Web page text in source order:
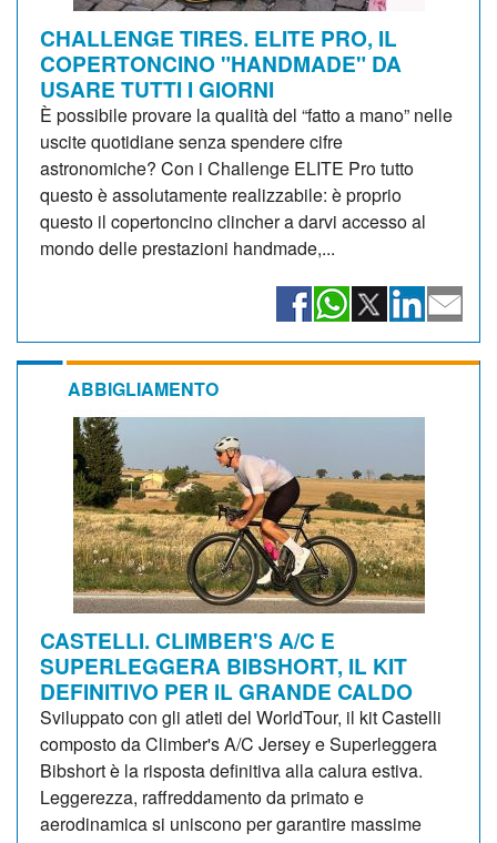
CHALLENGE TIRES. ELITE PRO, IL
COPERTONCINO "HANDMADE" DA
USARE TUTTI I GIORNI
È possibile provare la qualità del “fatto a mano” nelle
uscite quotidiane senza spendere cifre
astronomiche? Con i Challenge ELITE Pro tutto
questo è assolutamente realizzabile: è proprio
questo il copertoncino clincher a darvi accesso al
mondo delle prestazioni handmade,...
ABBIGLIAMENTO
CASTELLI. CLIMBER'S A/C E
SUPERLEGGERA BIBSHORT, IL KIT
DEFINITIVO PER IL GRANDE CALDO
Sviluppato con gli atleti del WorldTour, il kit Castelli
composto da Climber's A/C Jersey e Superleggera
Bibshort è la risposta definitiva alla calura estiva.
Leggerezza, raffreddamento da primato e
aerodinamica si uniscono per garantire massime